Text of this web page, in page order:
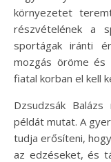
környezetet
részvételének a
sportágak iránti
mozgás öröme és
fiatal korban el kell
Dzsudzsák
példát mutat. A
tudja erősíteni,
az edzéseket, és